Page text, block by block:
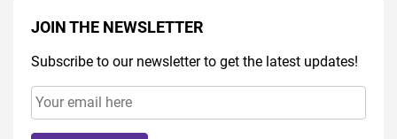
JOIN THE NEWSLETTER
Subscribe to our newsletter to get the latest updates!